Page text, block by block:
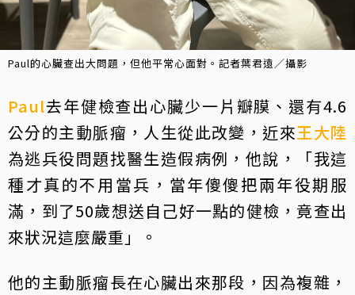
Paul的心臟查出大問題，但他平常心面對。記者葉君遠／攝影
Paul去年健檢查出心臟少一片瓣膜、還有4.6
公分的主動脈瘤，人生從此改變，近來王大陸
為逃兵役問題找醫生造假病例，他說，「我這
種才真的不用當兵，當年傻傻把兩年役期服
滿，到了50歲想送自己好一點的健檢，竟查出
來狀況這麼嚴重」。
他的主動脈瘤長在心臟出來那段，因為複雜，